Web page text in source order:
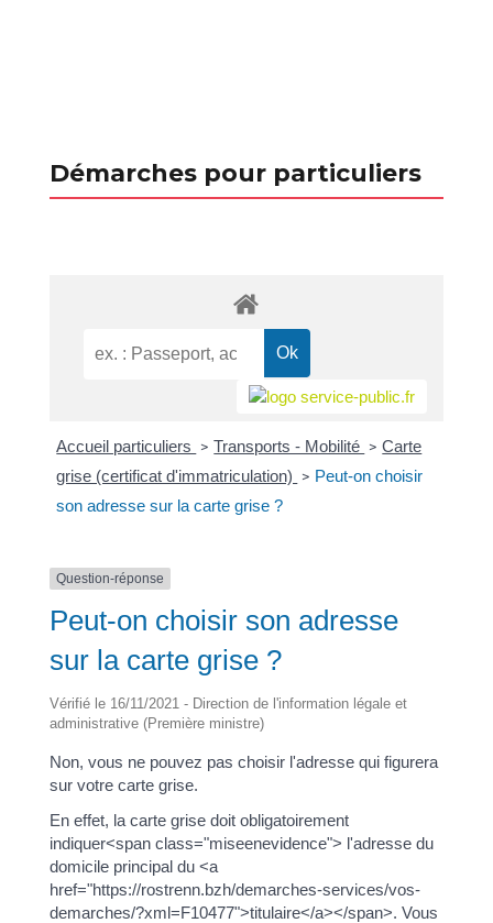
Démarches pour particuliers
Accueil particuliers > Transports - Mobilité > Carte
grise (certificat d'immatriculation)
> Peut-on choisir
son adresse sur la carte grise ?
Question-réponse
Peut-on choisir son adresse
sur la carte grise ?
Vérifié le 16/11/2021 - Direction de l'information légale et
administrative (Première ministre)
Non, vous ne pouvez pas choisir l'adresse qui figurera
sur votre carte grise.
En effet, la carte grise doit obligatoirement
indiquer<span class="miseenevidence"> l'adresse du
domicile principal du <a
href="https://rostrenn.bzh/demarches-services/vos-
demarches/?xml=F10477">titulaire</a></span>. Vous